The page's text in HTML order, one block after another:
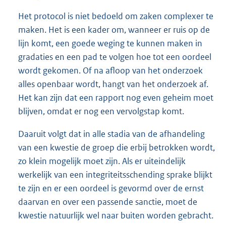
Het protocol is niet bedoeld om zaken complexer te
maken. Het is een kader om, wanneer er ruis op de
lijn komt, een goede weging te kunnen maken in
gradaties en een pad te volgen hoe tot een oordeel
wordt gekomen. Of na afloop van het onderzoek
alles openbaar wordt, hangt van het onderzoek af.
Het kan zijn dat een rapport nog even geheim moet
blijven, omdat er nog een vervolgstap komt.
Daaruit volgt dat in alle stadia van de afhandeling
van een kwestie de groep die erbij betrokken wordt,
zo klein mogelijk moet zijn. Als er uiteindelijk
werkelijk van een integriteitsschending sprake blijkt
te zijn en er een oordeel is gevormd over de ernst
daarvan en over een passende sanctie, moet de
kwestie natuurlijk wel naar buiten worden gebracht.